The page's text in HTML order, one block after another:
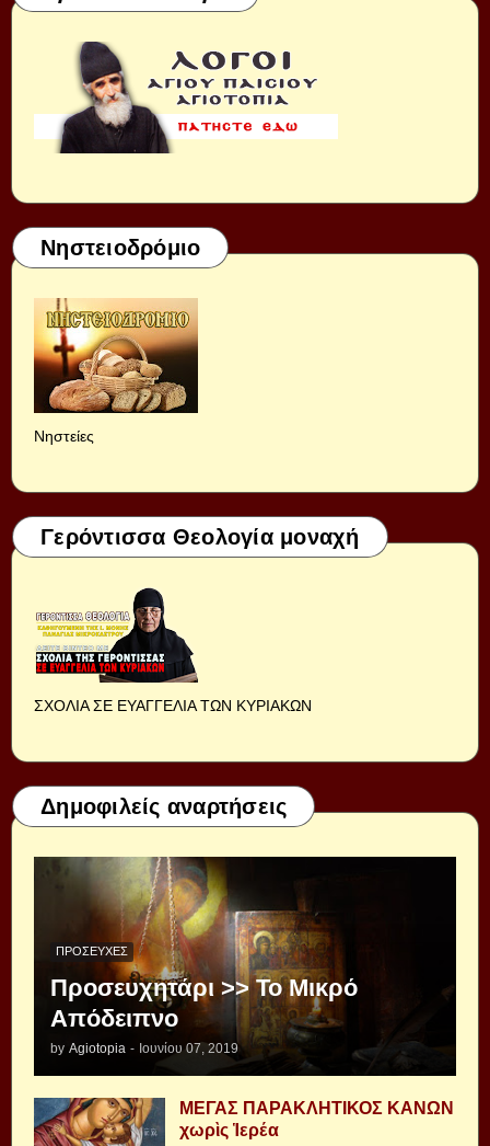
Νηστειοδρόμιο
Νηστείες
Γερόντισσα Θεολογία μοναχή
ΣΧΟΛΙΑ ΣΕ ΕΥΑΓΓΕΛΙΑ ΤΩΝ ΚΥΡΙΑΚΩΝ
Δημοφιλείς αναρτήσεις
ΠΡΟΣΕΥΧΈΣ
Προσευχητάρι >> Το Μικρό
Απόδειπνο
by Agiotopia - Ιουνίου 07, 2019
ΜΕΓΑΣ ΠΑΡΑΚΛΗΤΙΚΟΣ ΚΑΝΩΝ
χωρὶς Ἱερέα